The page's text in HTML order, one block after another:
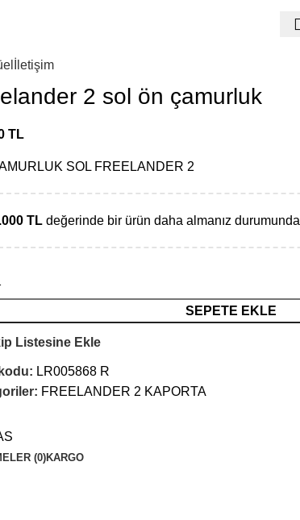
İletişim
2 sol ön çamurluk
TL
SOL FREELANDER 2
TL değerinde bir ürün daha almanız durumunda
SEPETE EKLE
Listesine Ekle
LR005868 R
FREELANDER 2 KAPORTA
(0)KARGO